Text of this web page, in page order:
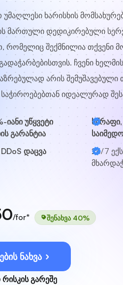
ხარისხის
მართული დედიკირებული
რომელიც შექმნილია თქვენი
ჩვენი
არის შემუშავებული
იდეალურად
იანი უწყვეტი
გარანტია
DDoS დაცვა 24/7
/for* შენახვა 40%
ნახვა
გარეშე